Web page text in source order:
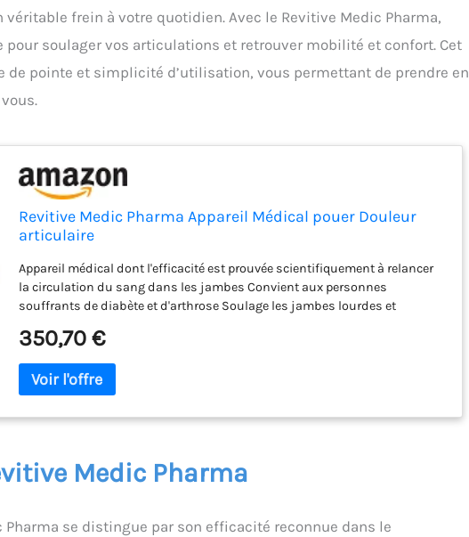
frein à votre quotidien. Avec le Revitive Medic Pharma,
soulager vos articulations et retrouver mobilité et confort. Cet
pointe et simplicité d’utilisation, vous permettant de prendre en
Revitive Medic Pharma Appareil Médical pouer Douleur
articulaire
Appareil médical dont l'efficacité est prouvée scientifiquement à relancer
la circulation du sang dans les jambes Convient aux personnes
souffrants de diabète et d'arthrose Soulage les jambes lourdes et
ayant un pacemaker, aux femmes enceintes et aux personnes souffrant
d'une thrombose veineuse profonde
350,70 €
Medic Pharma
Pharma se distingue par son efficacité reconnue dans le